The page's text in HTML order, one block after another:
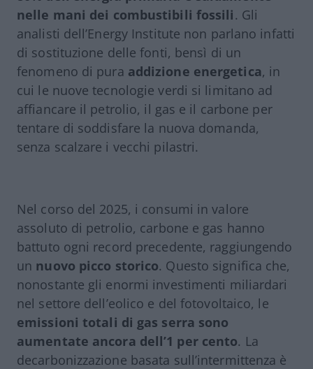
nelle mani dei combustibili fossili. Gli
analisti dell’Energy Institute non parlano infatti
di sostituzione delle fonti, bensì di un
fenomeno di pura addizione energetica, in
cui le nuove tecnologie verdi si limitano ad
affiancare il petrolio, il gas e il carbone per
tentare di soddisfare la nuova domanda,
senza scalzare i vecchi pilastri.
Nel corso del 2025, i consumi in valore
assoluto di petrolio, carbone e gas hanno
battuto ogni record precedente, raggiungendo
un nuovo picco storico. Questo significa che,
nonostante gli enormi investimenti miliardari
nel settore dell’eolico e del fotovoltaico, le
emissioni totali di gas serra sono
aumentate ancora dell’1 per cento. La
decarbonizzazione basata sull’intermittenza è